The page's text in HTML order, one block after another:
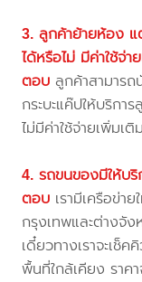
3. ลูกค้าย้ายห้อง
ได้หรือไม่ มีค่าใช้จ่า
ตอบ ลูกค้าสามารถ
กระบะแค๊ปให้บริก
ไม่มีค่าใช้จ่ายเพิ่มเ
4. รถขนของมีให้บ
ตอบ เรามีเครือข่า
กรุงเทพและต่างจั
เดี๋ยวทางเราจะเช็
พื้นที่ใกล้เคียง ราค